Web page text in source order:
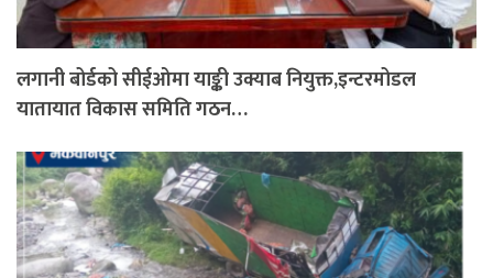
लगानी बोर्डको सीईओमा याङ्की उक्याब नियुक्त,इन्टरमोडल
यातायात विकास समिति गठन…